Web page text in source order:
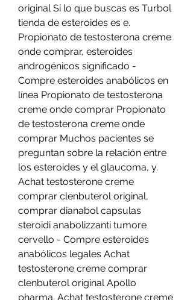
original Si lo que buscas es Turbol
tienda de esteroides es e.
Propionato de testosterona creme
onde comprar, esteroides
androgénicos significado -
Compre esteroides anabólicos en
línea Propionato de testosterona
creme onde comprar Propionato
de testosterona creme onde
comprar Muchos pacientes se
preguntan sobre la relación entre
los esteroides y el glaucoma, y.
Achat testosterone creme
comprar clenbuterol original,
comprar dianabol capsulas
steroidi anabolizzanti tumore
cervello - Compre esteroides
anabólicos legales Achat
testosterone creme comprar
clenbuterol original Apollo
pharma. Achat testosterone creme